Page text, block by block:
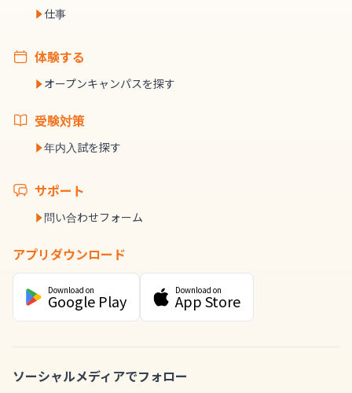
仕事
体験する
オープンキャンパスを探す
受験対策
年内入試を探す
サポート
問い合わせフォーム
アプリダウンロード
Download on
Google Play
Download on
App Store
ソーシャルメディアでフォロー